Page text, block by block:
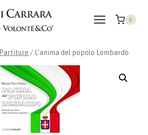
0
Partiture / L’anima del popolo Lombardo